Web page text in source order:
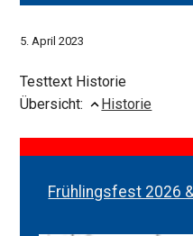
5. April 2023
Testtext Historie
Übersicht:
Historie
Frühlingsfest 2026